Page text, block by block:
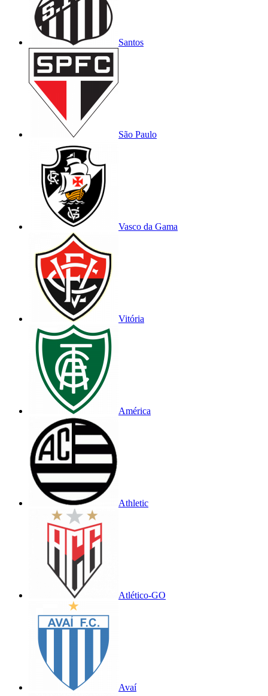
Santos
São Paulo
Vasco da Gama
Vitória
América
Athletic
Atlético-GO
Avaí